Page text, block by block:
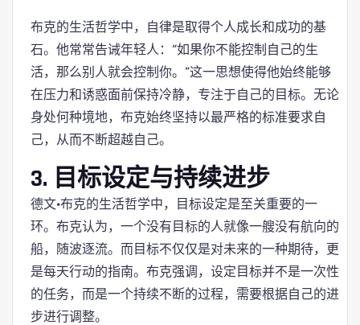
布克的生活哲学中，自律是取得个人成长和成功的基
石。他常常告诫年轻人：“如果你不能控制自己的生
活，那么别人就会控制你。”这一思想使得他始终能够
在压力和诱惑面前保持冷静，专注于自己的目标。无论
身处何种境地，布克始终坚持以最严格的标准要求自
己，从而不断超越自己。
3. 目标设定与持续进步
德文·布克的生活哲学中，目标设定是至关重要的一
环。布克认为，一个没有目标的人就像一艘没有航向的
船，随波逐流。而目标不仅仅是对未来的一种期待，更
是每天行动的指南。布克强调，设定目标并不是一次性
的任务，而是一个持续不断的过程，需要根据自己的进
步进行调整。